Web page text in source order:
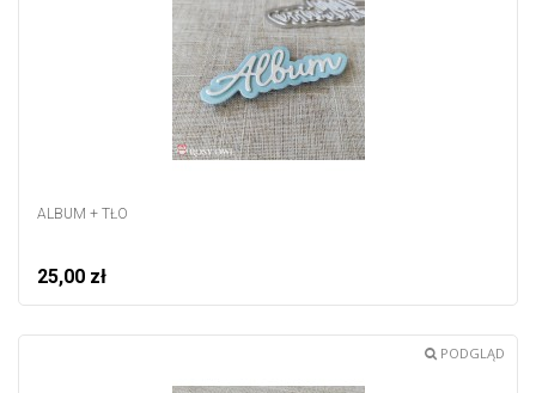
ALBUM + TŁO
25,00 zł
PODGLĄD